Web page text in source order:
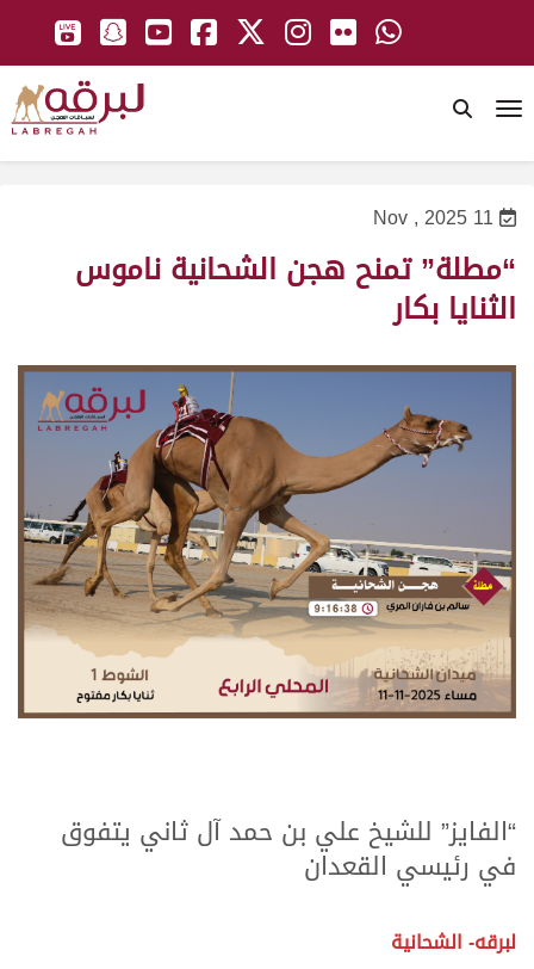
11 Nov , 2025
“مطلة” تمنح هجن الشحانية ناموس
الثنايا بكار
“الفايز” للشيخ علي بن حمد آل ثاني يتفوق
في رئيسي القعدان
لبرقه- الشحانية